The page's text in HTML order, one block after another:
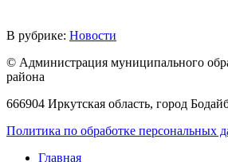
В рубрике: Новости
© Администрация муниципального
района
666904 Иркутская область, город
Политика по обработке персональных
Главная